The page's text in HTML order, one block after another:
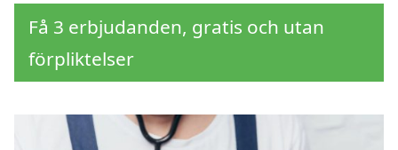
Få 3 erbjudanden, gratis och utan
förpliktelser